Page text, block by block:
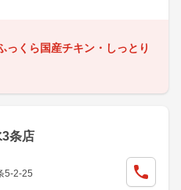
っくら国産チキン・しっとり
条店
5-2-25